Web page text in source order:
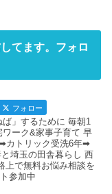
てます。フォロ
フォロー
」するために 毎朝1
ーク&家事子育て 早
カトリック受洗6年➡︎
埼玉の田舎暮らし 西
上で無料お悩み相談を
参加中